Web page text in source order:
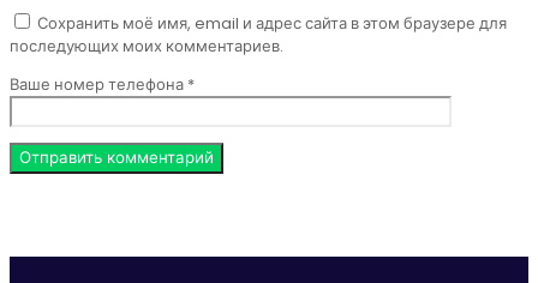
Сохранить моё имя, email и адрес сайта в этом браузере для
последующих моих комментариев.
Ваше номер телефона *